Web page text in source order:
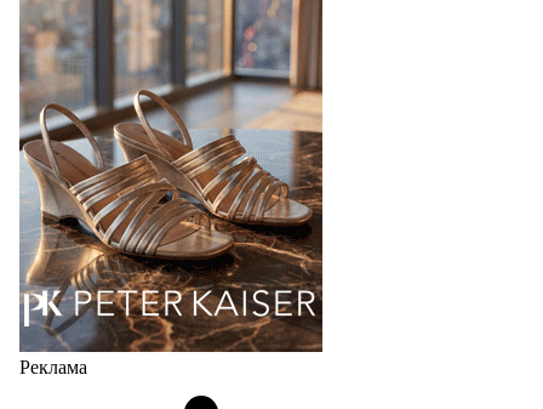
Популярный силуэт бренда,1999 года выпуска,
соответствует сегодняшнему тренду на
сникерины (гибридный вариант балеток и
кроссовок обтекаемой формы и с тонкой подошвой).
Но в модели Miu Miu Bubble присутствует еще и…
05.08.2026 2164
Реклама